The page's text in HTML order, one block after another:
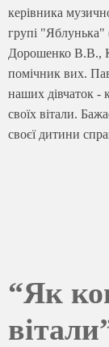
керівника
групі "Яблунька"
Дорошенко В.В.,
помічник вих.
наших дівчаток -
своїх вітали.
своєї дитини
“Як